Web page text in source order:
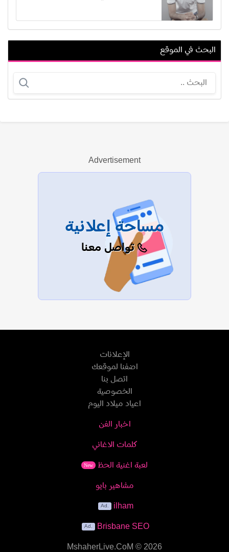
مشعل الفرحان
عرض الكل
البحث في الموقع
Advertisement
مساحة إعلانية
تواصل معنا
الإعلانات
اضفنا لموقعك
اتصل بنا
الخصوصية
اعياد ميلاد اليوم
اخبار الفن
كلمات الاغاني
لعبة اغنية الحظ New
مشاهير بايو
ilham
Brisbane SEO
MshaherLive.CoM © 2026